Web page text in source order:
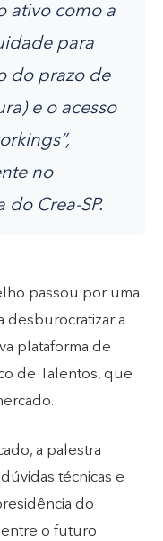
ativo como a
para
do prazo de
e o acesso
no
Crea-SP.
passou por uma
desburocratizar a
plataforma de
de Talentos, que
a palestra
técnicas e
do
o futuro